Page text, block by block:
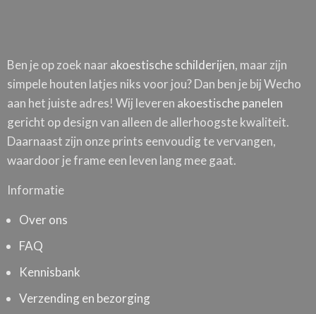
Ben je op zoek naar akoestische schilderijen, maar zijn
simpele houten latjes niks voor jou? Dan ben je bij Wecho
aan het juiste adres! Wij leveren akoestische panelen
gericht op design van alleen de allerhoogste kwaliteit.
Daarnaast zijn onze prints eenvoudig te vervangen,
waardoor je frame een leven lang mee gaat.
Informatie
Over ons
FAQ
Kennisbank
Verzending en bezorging